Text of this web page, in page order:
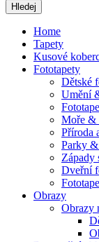
Hledej
Home
Tapety
Kusové
Fototapety
Dětské
Umění
Moře &
Příroda
Parky
Západy
Dveřní
Obrazy
Obrazy